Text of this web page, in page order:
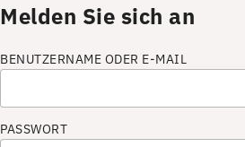
Melden Sie sich an
BENUTZERNAME ODER E-MAIL
PASSWORT